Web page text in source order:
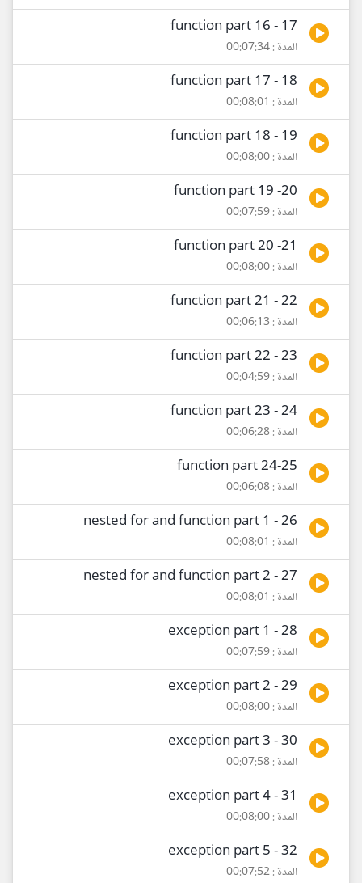
17 - function part 16
المدة : 00:07:34
18 - function part 17
المدة : 00:08:01
19 - function part 18
المدة : 00:08:00
20- function part 19
المدة : 00:07:59
21- function part 20
المدة : 00:08:00
22 - function part 21
المدة : 00:06:13
23 - function part 22
المدة : 00:04:59
24 - function part 23
المدة : 00:06:28
25-function part 24
المدة : 00:06:08
26 - nested for and function part 1
المدة : 00:08:01
27 - nested for and function part 2
المدة : 00:08:01
28 - exception part 1
المدة : 00:07:59
29 - exception part 2
المدة : 00:08:00
30 - exception part 3
المدة : 00:07:58
31 - exception part 4
المدة : 00:08:00
32 - exception part 5
المدة : 00:07:52